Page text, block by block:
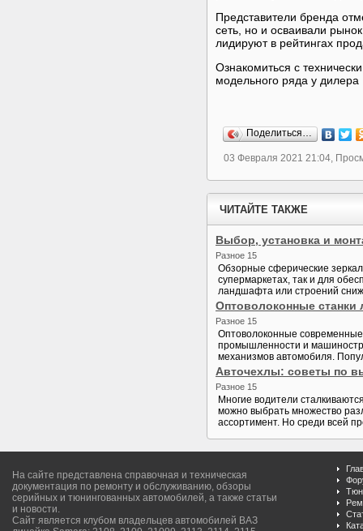
Представители бренда
сеть, но и осваивали
лидируют в рейтингах
Ознакомиться с
модельного ряда у
Поделиться…
03 Февраля 2021 21:04,
ЧИТАЙТЕ ТАКЖЕ
Выбор, установка и
Разное 15
Обзорные сферические
супермаркетах, так и для
ландшафта или строений
Оптоволоконные станки
Разное 15
Оптоволоконные
промышленности и
механизмов автомобиля.
Авточехлы: советы по
Разное 15
Многие водители
можно выбрать множество
ассортимент. Но среди всей
На сайте представлена справочная и техническая
документация по ремонту и обслуживанию, обзоры
серийных и тюнингованных автомобилей, а также статьи
и новости.
Сайт является клубом владельцев автомобилей ВАЗ